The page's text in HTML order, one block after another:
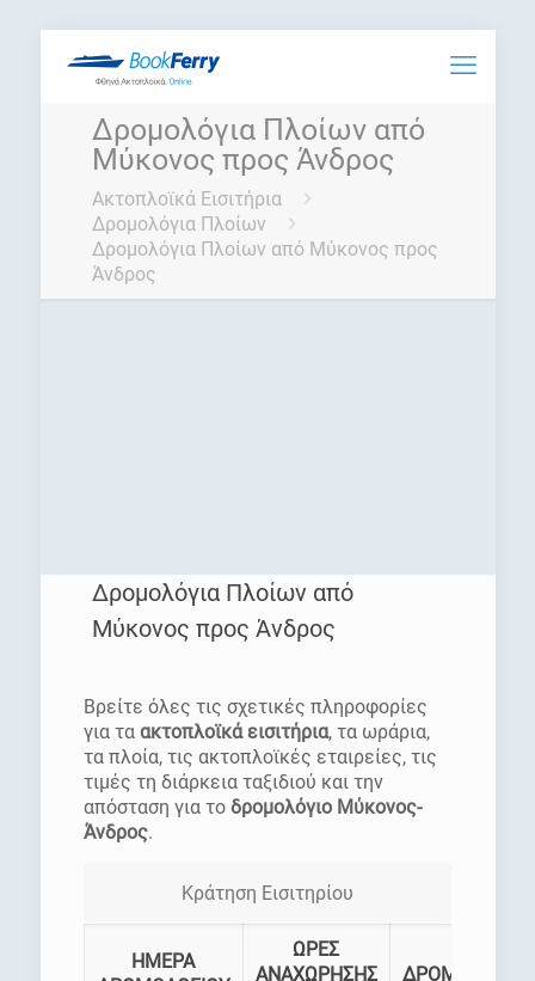
Δρομολόγια Πλοίων από
Μύκονος προς Άνδρος
Ακτοπλοϊκά Εισιτήρια
Δρομολόγια Πλοίων
Δρομολόγια Πλοίων από Μύκονος προς
Άνδρος
Δρομολόγια Πλοίων από
Μύκονος προς Άνδρος
Βρείτε όλες τις σχετικές πληροφορίες
για τα ακτοπλοϊκά εισιτήρια, τα ωράρια,
τα πλοία, τις ακτοπλοϊκές εταιρείες, τις
τιμές τη διάρκεια ταξιδιού και την
απόσταση για τοδρομολόγιο Μύκονος-
Άνδρος.
Κράτηση Εισιτηρίου
ΗΜΕΡΑ
ΩΡΕΣ
ΑΝΑΧΩΡΗΣΗΣ
ΔΡΟΜΟΛΟΓΙΑ